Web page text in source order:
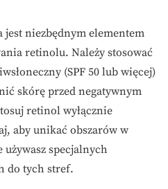
jest niezbędnym elementem
retinolu. Należy stosować
(SPF 50 lub więcej)
skórę przed negatywnym
retinol wyłącznie
aby unikać obszarów w
specjalnych
do tych stref.